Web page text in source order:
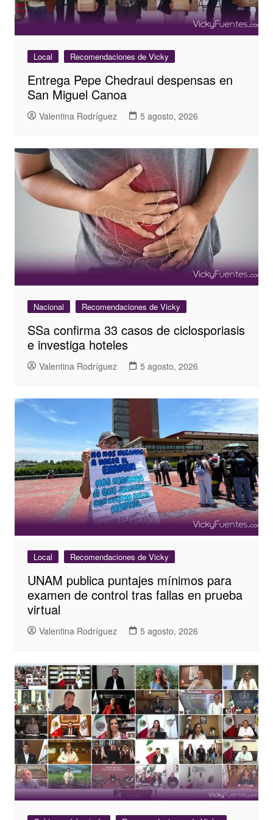
Local Recomendaciones de Vicky
Entrega Pepe Chedraui despensas en
San Miguel Canoa
Valentina Rodríguez 5 agosto, 2026
Nacional Recomendaciones de Vicky
SSa confirma 33 casos de ciclosporiasis
e investiga hoteles
Valentina Rodríguez 5 agosto, 2026
Local Recomendaciones de Vicky
UNAM publica puntajes mínimos para
examen de control tras fallas en prueba
virtual
Valentina Rodríguez 5 agosto, 2026